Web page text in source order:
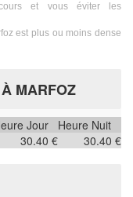
et vous éviter les
est plus ou moins dense
MARFOZ
Jour
Heure Nuit
30.40 € 30.40 €